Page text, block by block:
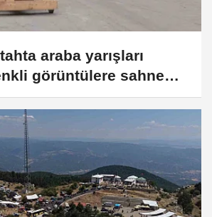
araba yarışları
görüntülere sahne